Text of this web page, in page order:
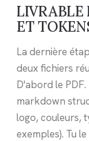
LIVRABLE
ET
La dernière
deux fichiers
D'abord le
markdown
logo, couleurs,
exemples). Tu